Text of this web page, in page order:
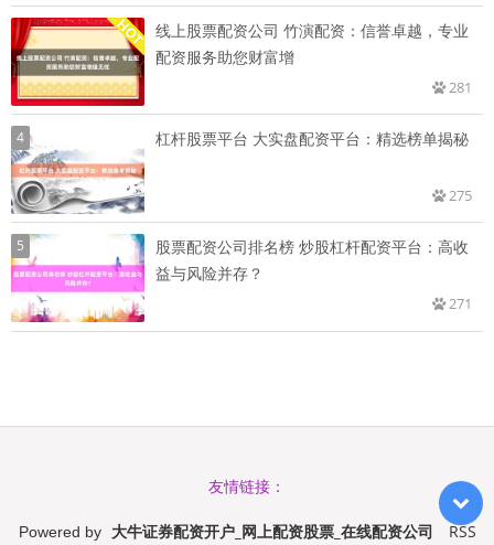
线上股票配资公司 竹演配资：信誉卓越，专业
配资服务助您财富增
281
4 杠杆股票平台 大实盘配资平台：精选榜单揭秘
275
5
股票配资公司排名榜 炒股杠杆配资平台：高收
益与风险并存？
271
友情链接：
Powered by 大牛证券配资开户_网上配资股票_在线配资公司 RSS